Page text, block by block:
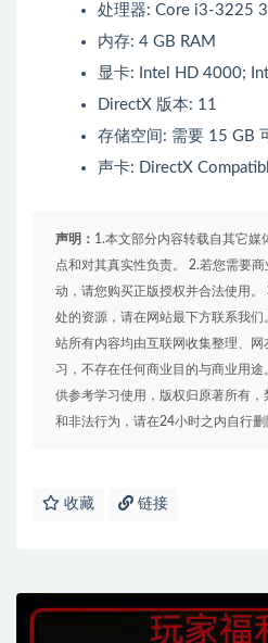
处理器: Core i3-3225
内存: 4 GB RAM
显卡: Intel HD 4000;
DirectX 版本: 11
存储空间: 需要 15 GB
声卡: DirectX
声明： 1.本文部分内容转载自其它媒
点和对其真实性负责。 2.若您需要
动，请您购买正版授权并合法使用。
处的资源，请在网站最下方联系我
站所有内容均由互联网收集整理、
习，不存在任何商业目的与商业用
供参考学习使用，版权归原著所有
和非法行为，请在24小时之内自行删
收藏 链接